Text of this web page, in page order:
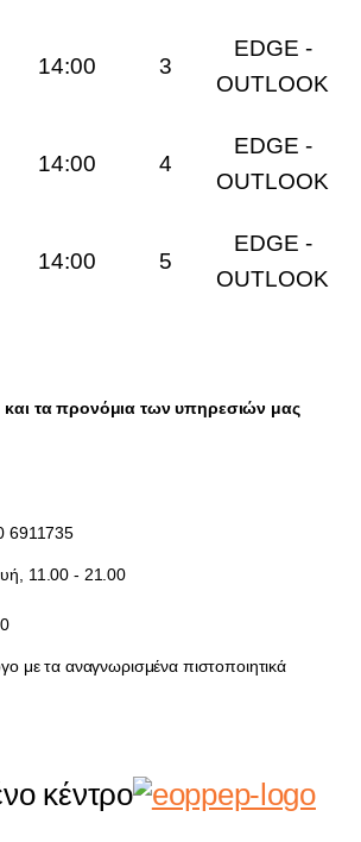
14:00 3
EDGE -
OUTLOOK
14:00 4
EDGE -
OUTLOOK
14:00 5
EDGE -
OUTLOOK
και τα προνόμια των υπηρεσιών μας
6911735
11.00 - 21.00
με τα αναγνωρισμένα πιστοποιητικά
κέντρο